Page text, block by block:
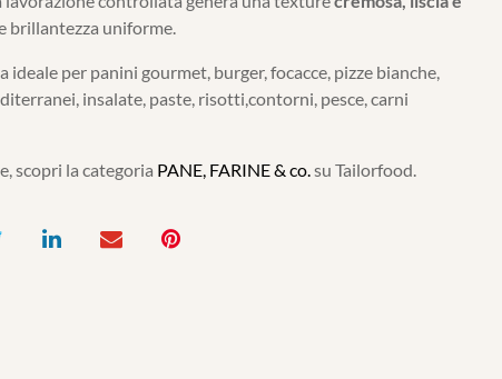
brillantezza uniforme.
per panini gourmet, burger, focacce, pizze bianche,
insalate, paste, risotti,contorni, pesce, carni
scopri la categoria PANE, FARINE & co.su Tailorfood.